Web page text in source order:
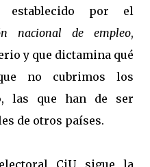
establecido por el
nacional de empleo,
y que dictamina qué
no cubrimos los
las que han de ser
de otros países.
CiU sigue la